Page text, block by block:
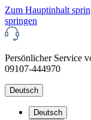
Zum Hauptinhalt
springen
Persönlicher Service
09107-444970
Deutsch
Deutsch